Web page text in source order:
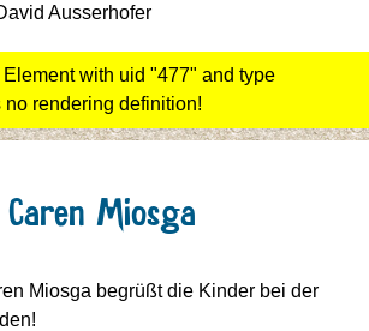
Ausserhofer
with uid "477" and type
rendering definition!
Miosga
Miosga begrüßt die Kinder bei der